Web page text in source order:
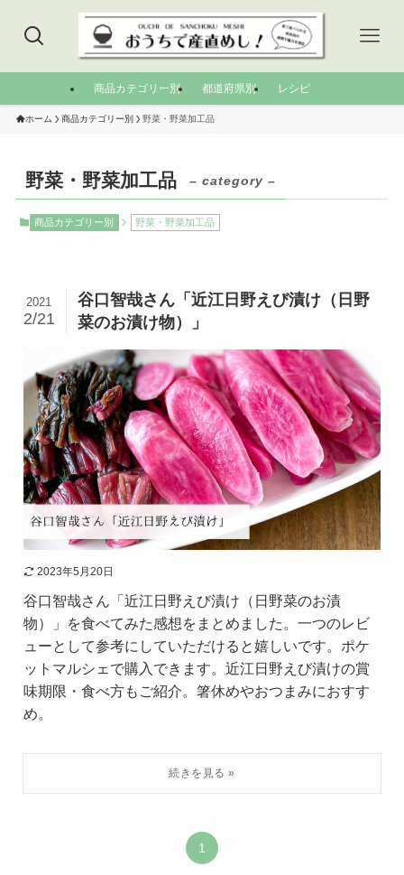
商品カテゴリー別 都道府県別 レシピ
ホーム 商品カテゴリー別 野菜・野菜加工品
野菜・野菜加工品 – category –
商品カテゴリー別 野菜・野菜加工品
谷口智哉さん「近江日野えび漬け（日野
菜のお漬け物）」
2021
2/21
2023年5月20日
谷口智哉さん「近江日野えび漬け（日野菜のお漬
物）」を食べてみた感想をまとめました。一つのレビ
ューとして参考にしていただけると嬉しいです。ポケ
ットマルシェで購入できます。近江日野えび漬けの賞
味期限・食べ方もご紹介。箸休めやおつまみにおすす
め。
1